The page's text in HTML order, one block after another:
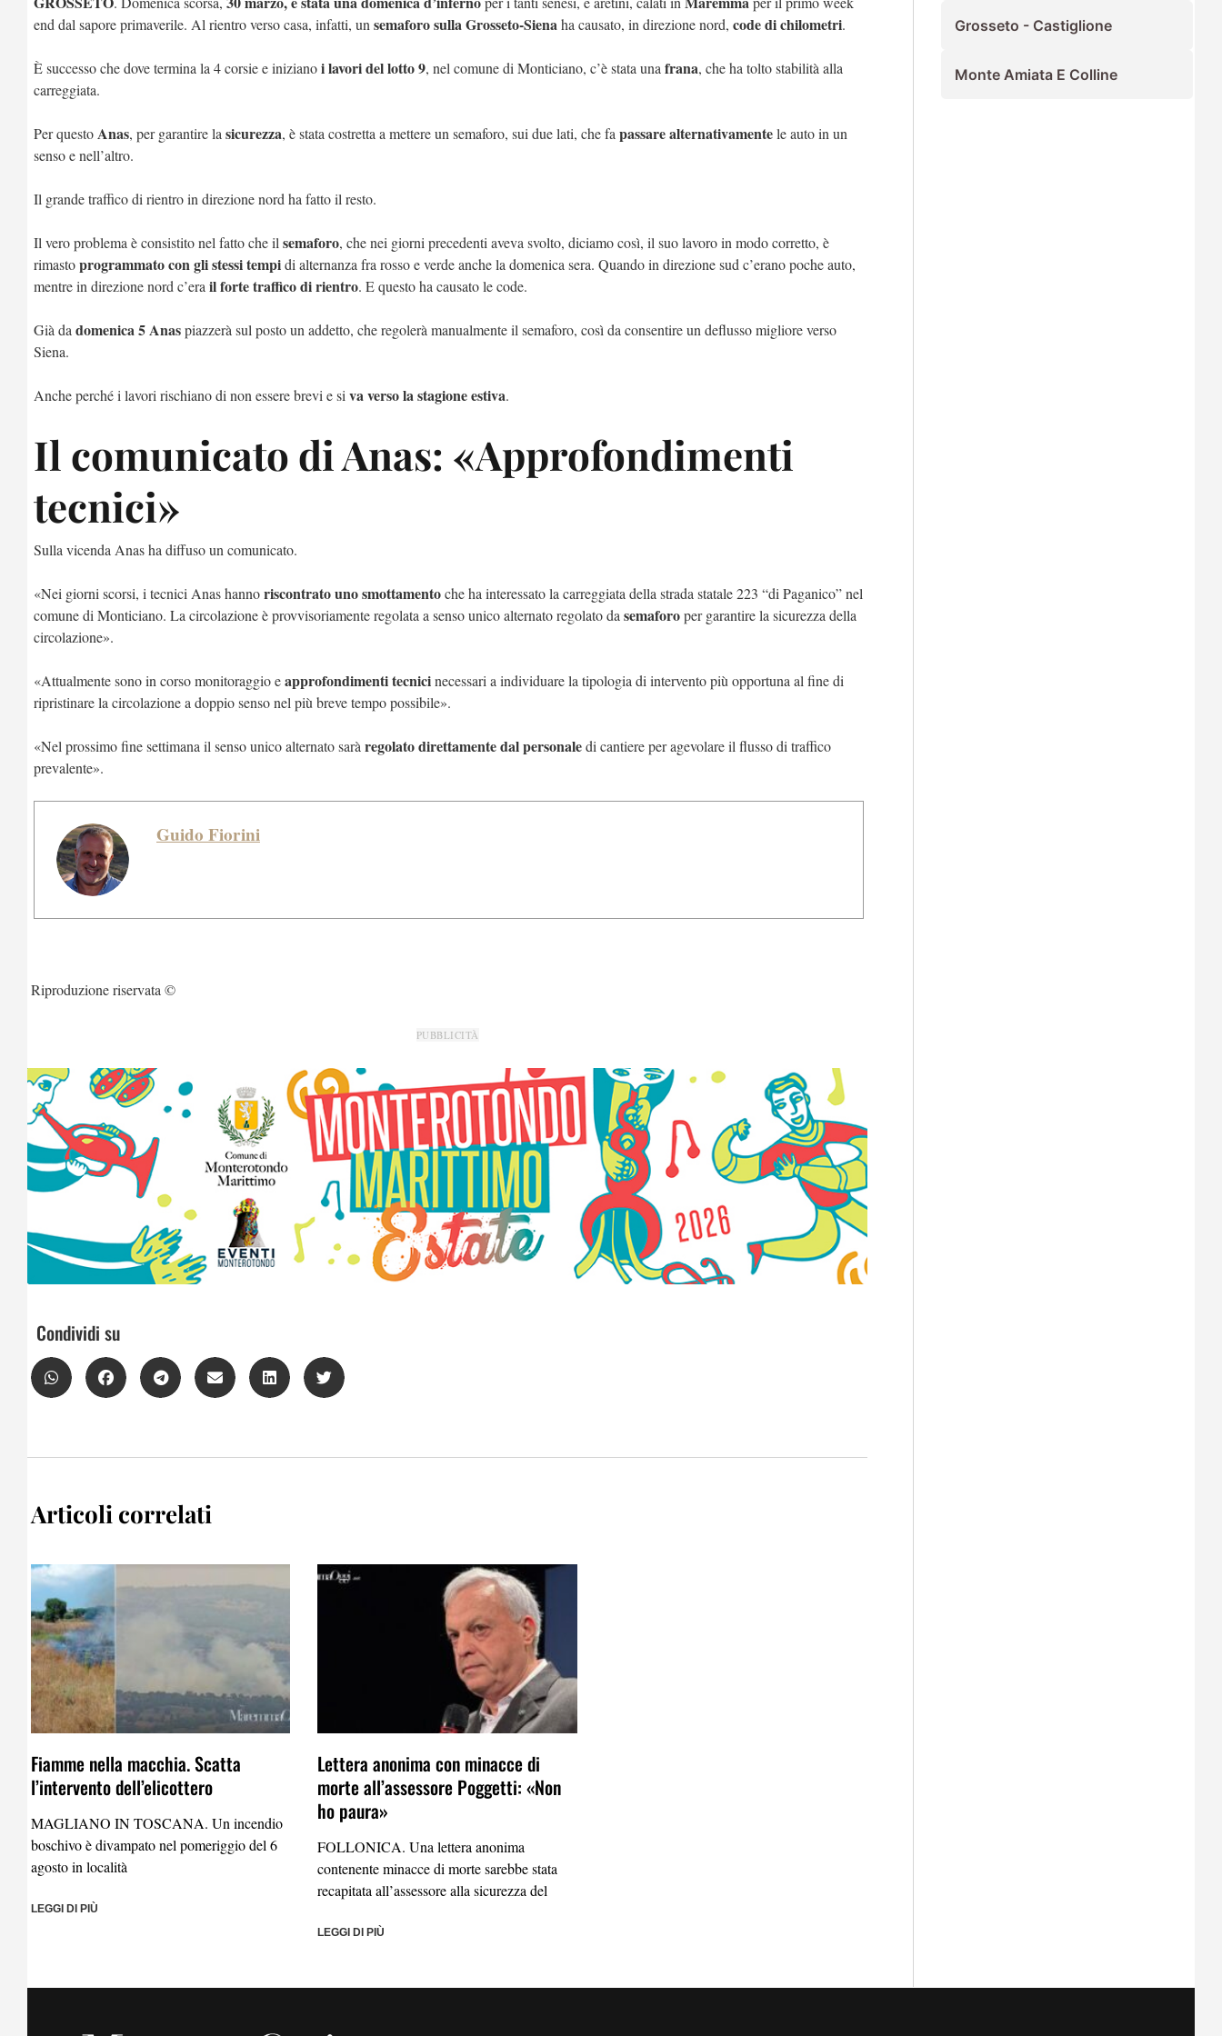
end dal sapore primaverile. Al rientro verso casa, infatti, un semaforo sulla Grosseto-Sienaha causato, in direzione nord, code di chilometri.
È successo che dove termina la 4 corsie e inizianoi lavori del lotto 9, nel comune di Monticiano, c’è stata una frana, che ha tolto stabilità alla
carreggiata.
Per questoAnas, per garantire la sicurezza, è stata costretta a mettere un semaforo, sui due lati, che fa passare alternativamentele auto in un
senso e nell’altro.
Il grande traffico di rientro in direzione nord ha fatto il resto.
Il vero problema è consistito nel fatto che il semaforo, che nei giorni precedenti aveva svolto, diciamo così, il suo lavoro in modo corretto, è
rimastoprogrammato con gli stessi tempidi alternanza fra rosso e verde anche la domenica sera. Quando in direzione sud c’erano poche auto,
mentre in direzione nord c’era il forte traffico di rientro. E questo ha causato le code.
Già da domenica 5 Anaspiazzerà sul posto un addetto, che regolerà manualmente il semaforo, così da consentire un deflusso migliore verso
Siena.
Anche perché i lavori rischiano di non essere brevi e si va verso la stagione estiva.
Il comunicato di Anas: «Approfondimenti
tecnici»
Sulla vicenda Anas ha diffuso un comunicato.
«Nei giorni scorsi, i tecnici Anas hannoriscontrato uno smottamentoche ha interessato la carreggiata della strada statale 223 “di Paganico” nel
comune di Monticiano. La circolazione è provvisoriamente regolata a senso unico alternato regolato da semaforoper garantire la sicurezza della
circolazione».
«Attualmente sono in corso monitoraggio eapprofondimenti tecnicinecessari a individuare la tipologia di intervento più opportuna al fine di
ripristinare la circolazione a doppio senso nel più breve tempo possibile».
«Nel prossimo fine settimana il senso unico alternato sarà regolato direttamente dal personaledi cantiere per agevolare il flusso di traffico
prevalente».
Guido Fiorini
Riproduzione riservata ©
PUBBLICITÀ
Condividi su
Articoli correlati
Fiamme nella macchia. Scatta
l’intervento dell’elicottero
MAGLIANO IN TOSCANA. Un incendio
boschivo è divampato nel pomeriggio del 6
agosto in località
LEGGI DI PIÙ
Lettera anonima con minacce di
morte all’assessore Poggetti: «Non
ho paura»
FOLLONICA. Una lettera anonima
contenente minacce di morte sarebbe stata
recapitata all’assessore alla sicurezza del
LEGGI DI PIÙ
Grosseto - Castiglione
Monte Amiata E Colline